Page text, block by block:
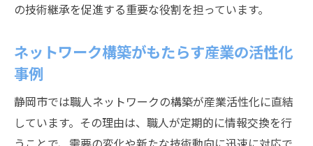
の技術継承を促進する重要な役割を担っています。
ネットワーク構築がもたらす産業の活性化
事例
静岡市では職人ネットワークの構築が産業活性化に直結
しています。その理由は、職人が定期的に情報交換を行